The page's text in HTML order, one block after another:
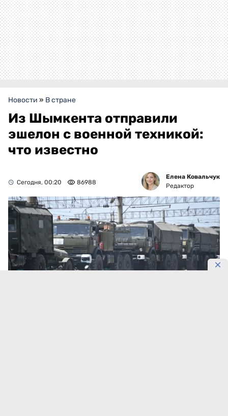
Новости » В стране
Из Шымкента отправили
эшелон с военной техникой:
что известно
Сегодня, 00:20 86988
Елена Ковальчук
Редактор